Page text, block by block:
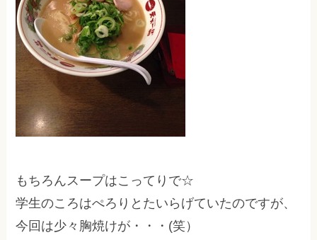
もちろんスープはこってりで☆
学生のころはぺろりとたいらげていたのですが、
今回は少々胸焼けが・・・(笑）